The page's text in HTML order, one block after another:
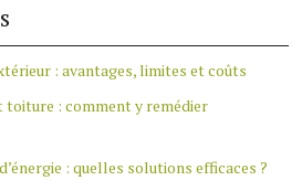
: avantages, limites et coûts
: comment y remédier
: quelles solutions efficaces ?